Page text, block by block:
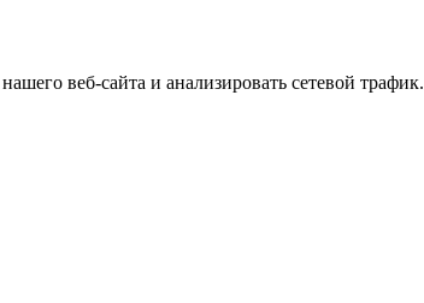
веб-сайта и анализировать сетевой трафик.